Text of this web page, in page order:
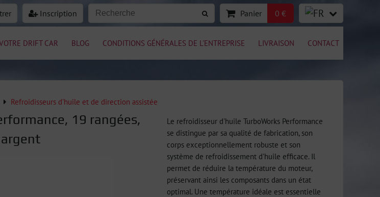
Inscription Panier 0 €
DRIFT CAR BLOG CONDITIONS GÉNÉRALES DE L'ENTREPRISE LIVRAISON CONTACT
Refroidisseurs d'huile et de direction assistée
19 rangées,
Le refroidisseur d'huile TurboWorks Performance
se distingue par sa qualité de fabrication, son
corps exceptionnellement robuste et son
système de refroidissement d'huile efficace. Il
permet de réduire la température du moteur,
préservant ainsi les composants dans un état
optimal. Une température idéale est essentielle